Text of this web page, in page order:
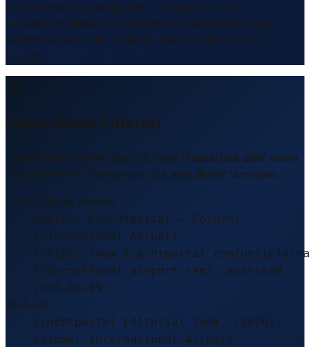
auf öffentlich zugänglichen Transport- und
Infrastrukturdaten. Die logistische Bedeutung eines
Standorts kann sich ändern. Alle Angaben ohne
Gewähr.
Diese Seite zitieren
Sie schreiben einen Bericht, eine Hausarbeit oder einen
LinkedIn-Post? Verwenden Sie eine dieser Vorlagen.
Empfohlenes Format
Source: Frachtportal – Cozumel
International Airport
(https://www.frachtportal.com/de/
international-airport-czm), accessed
2026-08-09
APA-Stil
Frachtportal Editorial Team. (2026).
Cozumel International Airport.